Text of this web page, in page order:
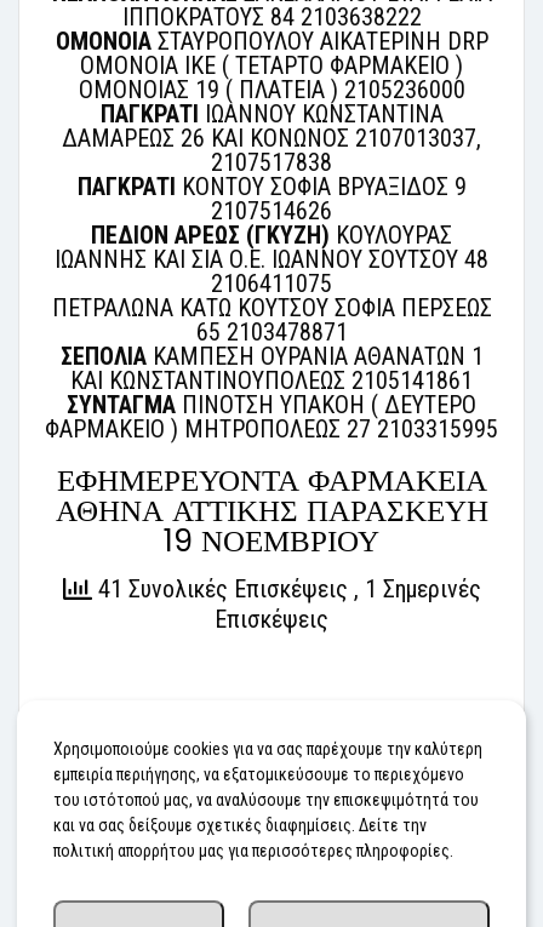
ΙΠΠΟΚΡΑΤΟΥΣ 84 2103638222
ΟΜΟΝΟΙΑΣΤΑΥΡΟΠΟΥΛΟΥ ΑΙΚΑΤΕΡΙΝΗ DRP
OMONOIA ΙΚΕ ( ΤΕΤΑΡΤΟ ΦΑΡΜΑΚΕΙΟ )
ΟΜΟΝΟΙΑΣ 19 ( ΠΛΑΤΕΙΑ ) 2105236000
ΠΑΓΚΡΑΤΙ ΙΩΑΝΝΟΥ ΚΩΝΣΤΑΝΤΙΝΑ
ΔΑΜΑΡΕΩΣ 26 ΚΑΙ ΚΟΝΩΝΟΣ 2107013037,
2107517838
ΠΑΓΚΡΑΤΙ ΚΟΝΤΟΥ ΣΟΦΙΑ ΒΡΥΑΞΙΔΟΣ 9
2107514626
ΠΕΔΙΟΝ ΑΡΕΩΣ (ΓΚΥΖΗ) ΚΟΥΛΟΥΡΑΣ
ΙΩΑΝΝΗΣ ΚΑΙ ΣΙΑ Ο.Ε. ΙΩΑΝΝΟΥ ΣΟΥΤΣΟΥ 48
2106411075
ΠΕΤΡΑΛΩΝΑ ΚΑΤΩ ΚΟΥΤΣΟΥ ΣΟΦΙΑ ΠΕΡΣΕΩΣ
65 2103478871
ΣΕΠΟΛΙΑΚΑΜΠΕΣΗ ΟΥΡΑΝΙΑ ΑΘΑΝΑΤΩΝ 1
ΚΑΙ ΚΩΝΣΤΑΝΤΙΝΟΥΠΟΛΕΩΣ 2105141861
ΣΥΝΤΑΓΜΑ ΠΙΝΟΤΣΗ ΥΠΑΚΟΗ ( ΔΕΥΤΕΡΟ
ΦΑΡΜΑΚΕΙΟ ) ΜΗΤΡΟΠΟΛΕΩΣ 27 2103315995
ΕΦΗΜΕΡΕΥΟΝΤΑ ΦΑΡΜΑΚΕΙΑ
ΑΘΗΝΑ ΑΤΤΙΚΗΣ ΠΑΡΑΣΚΕΥΗ
19 ΝΟΕΜΒΡΙΟΥ
41 Συνολικές Επισκέψεις , 1 Σημερινές
Επισκέψεις
Προηγούμενο Επόμενο
Χρησιμοποιούμε cookies για να σας παρέχουμε την καλύτερη
εμπειρία περιήγησης, να εξατομικεύσουμε το περιεχόμενο
του ιστότοπού μας, να αναλύσουμε την επισκεψιμότητά του
και να σας δείξουμε σχετικές διαφημίσεις. Δείτε την
πολιτική απορρήτου μας για περισσότερες πληροφορίες.